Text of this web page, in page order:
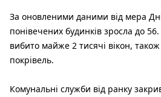
За оновленими даними від мера
понівечених будинків зросла до
вибито майже 2 тисячі вікон,
покрівель.
Комунальні служби від ранку